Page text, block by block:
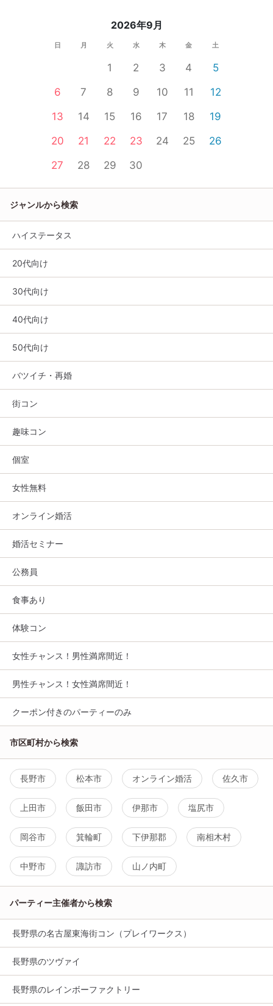
2026年9月
日 月 火 水 木 金 土
1 2 3 4
5
6
7 8 9 10 11
12
13
14 15 16 17 18
19
20
21 22 23 24 25
26
27
28 29 30
ジャンルから検索
ハイステータス
20代向け
30代向け
40代向け
50代向け
バツイチ・再婚
街コン
趣味コン
個室
女性無料
オンライン婚活
婚活セミナー
公務員
食事あり
体験コン
女性チャンス！男性満席間近！
男性チャンス！女性満席間近！
クーポン付きのパーティーのみ
市区町村から検索
長野市 松本市 オンライン婚活 佐久市
上田市 飯田市 伊那市 塩尻市
岡谷市 箕輪町 下伊那郡 南相木村
中野市 諏訪市 山ノ内町
パーティー主催者から検索
長野県の名古屋東海街コン（プレイワークス）
長野県のツヴァイ
長野県のレインボーファクトリー